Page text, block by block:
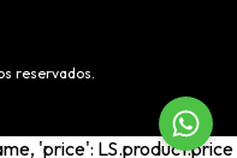
reservados.
'price': LS.product.price